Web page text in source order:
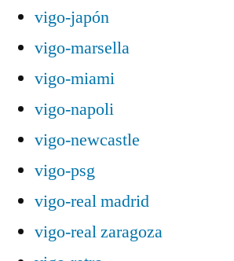
vigo-japón
vigo-marsella
vigo-miami
vigo-napoli
vigo-newcastle
vigo-psg
vigo-real madrid
vigo-real zaragoza